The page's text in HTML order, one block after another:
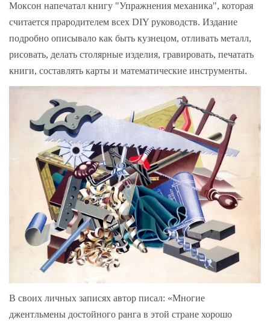
Моксон напечатал книгу "Упражнения механика", которая
считается прародителем всех DIY руководств. Издание
подробно описывало как быть кузнецом, отливать металл,
рисовать, делать столярные изделия, гравировать, печатать
книги, составлять карты и математические инструменты.
В своих личных записях автор писал: «Многие
джентльмены достойного ранга в этой стране хорошо